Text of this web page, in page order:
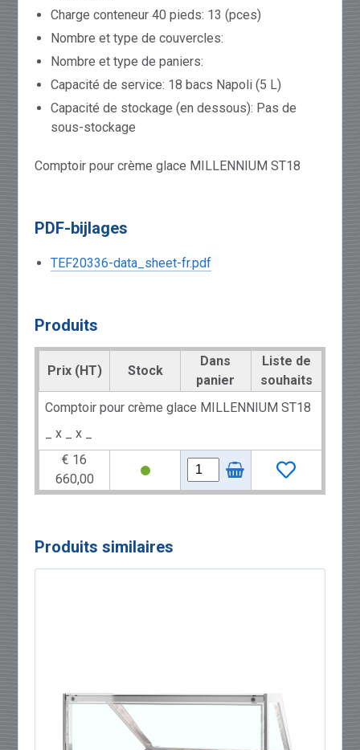
Charge conteneur 40 pieds: 13 (pces)
Nombre et type de couvercles:
Nombre et type de paniers:
Capacité de service: 18 bacs Napoli (5 L)
Capacité de stockage (en dessous): Pas de
sous-stockage
Comptoir pour crème glace MILLENNIUM ST18
PDF-bijlages
TEF20336-data_sheet-fr.pdf
Produits
Prix (HT) Stock
Dans
panier
Liste de
souhaits
Comptoir pour crème glace MILLENNIUM ST18
_ x _ x _
€ 16
660,00
Produits similaires